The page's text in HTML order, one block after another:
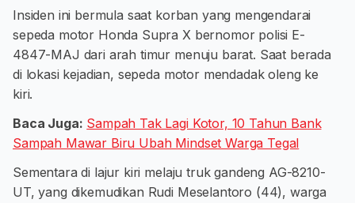
Insiden ini bermula saat korban yang mengendarai
sepeda motor Honda Supra X bernomor polisi E-
4847-MAJ dari arah timur menuju barat. Saat berada
di lokasi kejadian, sepeda motor mendadak oleng ke
kiri.
Baca Juga: Sampah Tak Lagi Kotor, 10 Tahun Bank
Sampah Mawar Biru Ubah Mindset Warga Tegal
Sementara di lajur kiri melaju truk gandeng AG-8210-
UT, yang dikemudikan Rudi Meselantoro (44), warga